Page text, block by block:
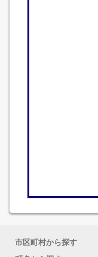
市区町村から探す